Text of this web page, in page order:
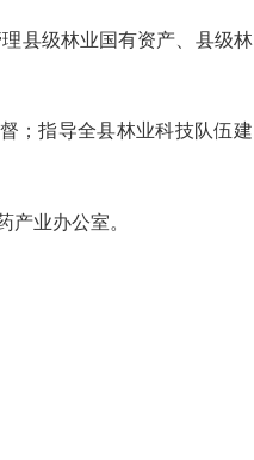
县级林业国有资产、县级林
；指导全县林业科技队伍建
产业办公室。